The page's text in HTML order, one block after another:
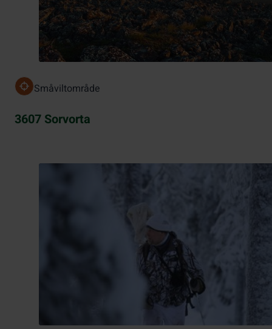
Småviltområde
3607 Sorvorta